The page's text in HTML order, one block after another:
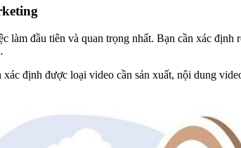
làm đầu tiên và quan trọng nhất. Bạn cần xác
định được loại video cần sản xuất, nội dung